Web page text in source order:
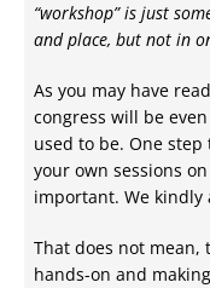
“workshop” is just
and place, but not in
As you may have
congress will be
used to be. One
your own sessions
important. We kindly
That does not mean,
hands-on and